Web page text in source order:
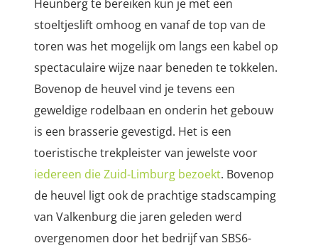
Heunberg te bereiken kun je met een
stoeltjeslift omhoog en vanaf de top van de
toren was het mogelijk om langs een kabel op
spectaculaire wijze naar beneden te tokkelen.
Bovenop de heuvel vind je tevens een
geweldige rodelbaan en onderin het gebouw
is een brasserie gevestigd. Het is een
toeristische trekpleister van jewelste voor
iedereen die Zuid-Limburg bezoekt. Bovenop
de heuvel ligt ook de prachtige stadscamping
van Valkenburg die jaren geleden werd
overgenomen door het bedrijf van SBS6-